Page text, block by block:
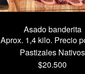
Asado banderita
Aprox. 1,4 kilo. Precio
Pastizales Nativos
$20.500